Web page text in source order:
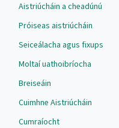
Aistriúcháin a cheadúnú
Próiseas aistriúcháin
Seiceálacha agus fixups
Moltaí uathoibríocha
Breiseáin
Cuimhne Aistriúcháin
Cumraíocht